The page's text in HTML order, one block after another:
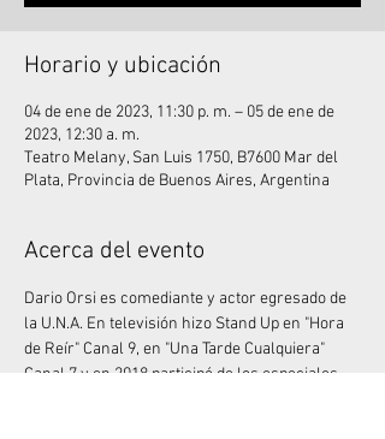
Horario y ubicación
04 de ene de 2023, 11:30 p. m. – 05 de ene de
2023, 12:30 a. m.
Teatro Melany, San Luis 1750, B7600 Mar del
Plata, Provincia de Buenos Aires, Argentina
Acerca del evento
Dario Orsi es comediante y actor egresado de
la U.N.A. En televisión hizo Stand Up en "Hora
de Reír" Canal 9, en "Una Tarde Cualquiera"
Canal 7 y en 2018 participó de los especiales